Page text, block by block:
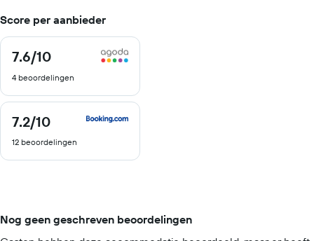
Score per aanbieder
7.6/10
7.6
10
4 beoordelingen
7.2/10
7.2
10
12 beoordelingen
Nog geen geschreven beoordelingen